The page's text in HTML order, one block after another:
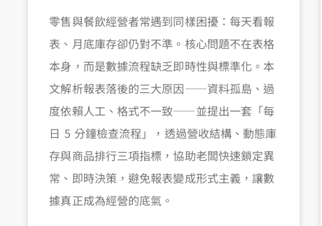
零售與餐飲經營者常遇到同樣困擾：每天看報
表、月底庫存卻仍對不準。核心問題不在表格
本身，而是數據流程缺乏即時性與標準化。本
文解析報表落後的三大原因——資料孤島、過
度依賴人工、格式不一致——並提出一套「每
日 5 分鐘檢查流程」，透過營收結構、動態庫
存與商品排行三項指標，協助老闆快速鎖定異
常、即時決策，避免報表變成形式主義，讓數
據真正成為經營的底氣。